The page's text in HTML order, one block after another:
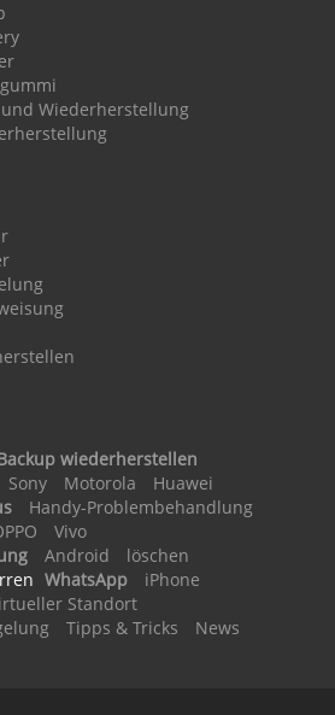
Wiederherstellung
wiederherstellen
Sony Motorola
Huawei
Handy-Problembehandlung
Vivo
Android
löschen
WhatsApp
iPhone
Standort
Tipps & Tricks News